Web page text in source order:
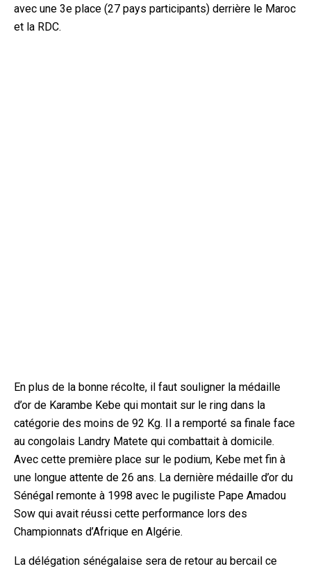
avec une 3e place (27 pays participants) derrière le Maroc
et la RDC.
En plus de la bonne récolte, il faut souligner la médaille
d’or de Karambe Kebe qui montait sur le ring dans la
catégorie des moins de 92 Kg. Il a remporté sa finale face
au congolais Landry Matete qui combattait à domicile.
Avec cette première place sur le podium, Kebe met fin à
une longue attente de 26 ans. La dernière médaille d’or du
Sénégal remonte à 1998 avec le pugiliste Pape Amadou
Sow qui avait réussi cette performance lors des
Championnats d’Afrique en Algérie.
La délégation sénégalaise sera de retour au bercail ce